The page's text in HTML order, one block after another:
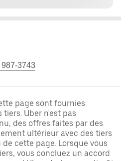
987-3743
page sont fournies
Uber n'est pas
des offres faites par des
ultérieur avec des tiers
cette page. Lorsque vous
vous concluez un accord